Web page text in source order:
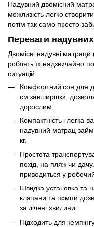
Надувний двомісний
можливість легко
потім так само просто
Переваги
Двомісні надувні
роблять їх надзвичайно
ситуацій:
Комфортний сон для
см завширшки,
дорослим.
Компактність і легка
надувний матрац
кг.
Простота
похід, на пляж чи
приводиться у
Швидка установка та
клапани та помпи
за лічені хвилини.
Підходить для